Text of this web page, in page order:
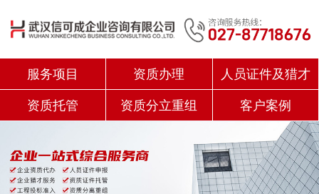
服务项目 资质办理 人员证件及猎才
资质托管 资质分立重组 客户案例